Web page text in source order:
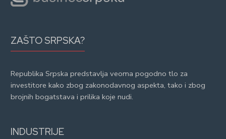
ZAŠTO SRPSKA?
Republika Srpska predstavlja veoma pogodno tlo za
investitore kako zbog zakonodavnog aspekta, tako i zbog
brojnih bogatstava i prilika koje nudi.
INDUSTRIJE